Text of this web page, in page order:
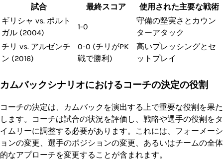
試合
最終スコア
使用された主要な戦術
ギリシャ vs. ポルト
ガル (2004)
1-0
守備の堅実さとカウン
ターアタック
チリ vs. アルゼンチ
ン (2016)
0-0 (チリがPK
戦で勝利)
高いプレッシングとセ
ットプレイ
カムバックシナリオにおけるコーチの決定の役割
コーチの決定は、カムバックを演出する上で重要な役割を果た
します。コーチは試合の状況を評価し、戦略や選手の役割をタ
イムリーに調整する必要があります。これには、フォーメーシ
ョンの変更、選手のポジションの変更、あるいはチームの全体
的なアプローチを変更することが含まれます。